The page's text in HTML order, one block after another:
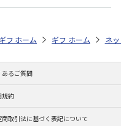
ト特集 2026 おつまみ・お惣菜
お中元・夏ギフト特集 2026
ギフトストア お中元・夏ギフト
ホーム ギフトストア お
ホーム ネ
あるご質問
規約
商取引法に基づく表記について